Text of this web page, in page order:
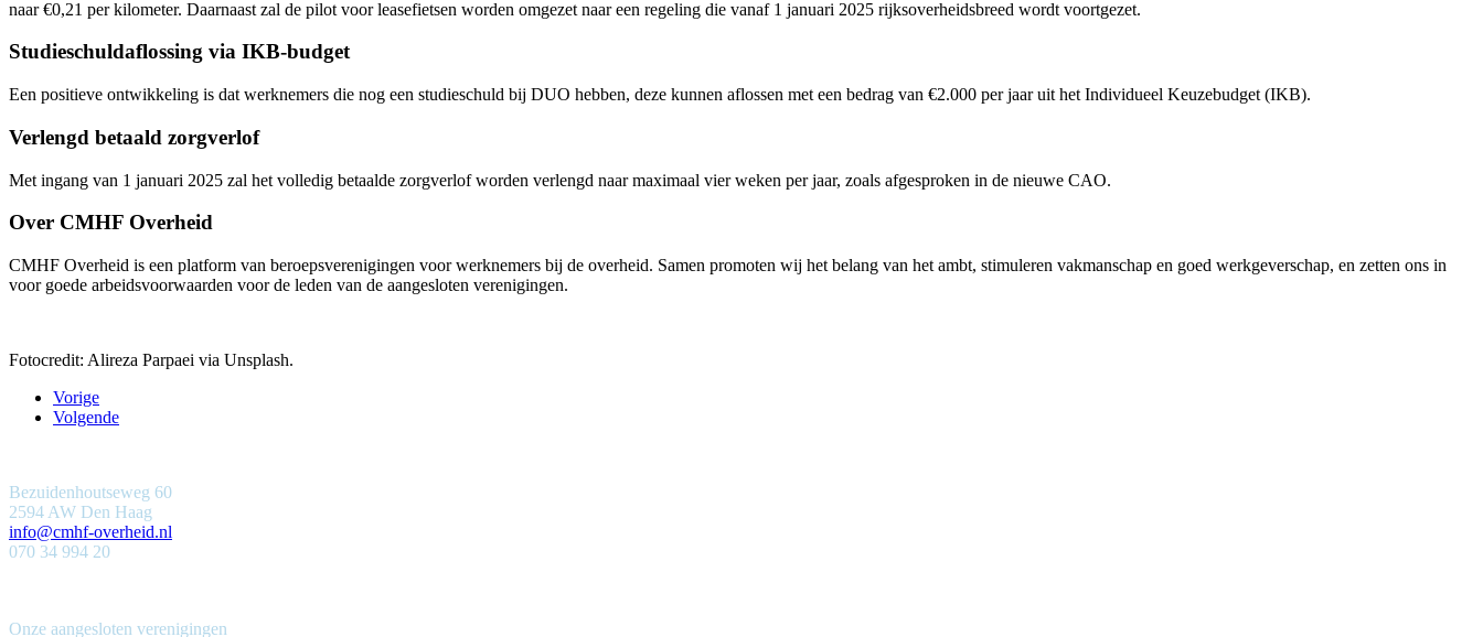
naar €0,21 per kilometer. Daarnaast zal de pilot voor leasefietsen worden omgezet naar een regeling die vanaf 1 januari 2025 rijksoverheidsbreed wordt voortgezet.
Studieschuldaflossing via IKB-budget
Een positieve ontwikkeling is dat werknemers die nog een studieschuld bij DUO hebben, deze kunnen aflossen met een bedrag van €2.000 per jaar uit het Individueel Keuzebudget (IKB).
Verlengd betaald zorgverlof
Met ingang van 1 januari 2025 zal het volledig betaalde zorgverlof worden verlengd naar maximaal vier weken per jaar, zoals afgesproken in de nieuwe CAO.
Over CMHF Overheid
CMHF Overheid is een platform van beroepsverenigingen voor werknemers bij de overheid. Samen promoten wij het belang van het ambt, stimuleren vakmanschap en goed werkgeverschap, en zetten ons in
voor goede arbeidsvoorwaarden voor de leden van de aangesloten verenigingen.
Fotocredit: Alireza Parpaei via Unsplash.
Vorige
Volgende
Bezuidenhoutseweg 60
2594 AW Den Haag
info@cmhf-overheid.nl
070 34 994 20
Onze aangesloten verenigingen